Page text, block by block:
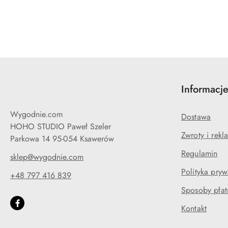
Wygodnie.com
HOHO STUDIO Paweł Szeler
Parkowa 14 95-054 Ksawerów
sklep@wygodnie.com
+48 797 416 839
Informacje
Dostawa
Zwroty i
Regulamin
Polityka
Sposoby
Kontakt